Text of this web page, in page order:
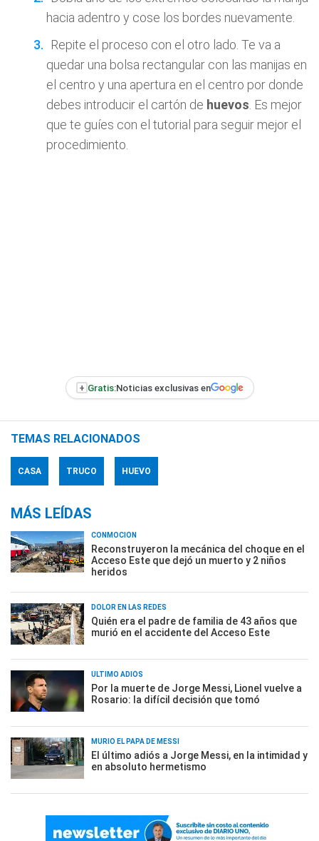
hacia adentro y cose los bordes nuevamente.
Repite el proceso con el otro lado. Te va a
quedar una bolsa rectangular con las manijas en
el centro y una apertura en el centro por donde
debes introducir el cartón de huevos . Es mejor
que te guíes con el tutorial para seguir mejor el
procedimiento.
+ Gratis:Noticias exclusivas en
TEMAS RELACIONADOS
CASA TRUCO HUEVO
MÁS LEÍDAS
CONMOCIÓN
Reconstruyeron la mecánica del choque en el
Acceso Este que dejó un muerto y 2 niños
heridos
DOLOR EN LAS REDES
Quién era el padre de familia de 43 años que
murió en el accidente del Acceso Este
ÚLTIMO ADIÓS
Por la muerte de Jorge Messi, Lionel vuelve a
Rosario: la difícil decisión que tomó
MURIÓ EL PAPÁ DE MESSI
El último adiós a Jorge Messi, en la intimidad y
en absoluto hermetismo